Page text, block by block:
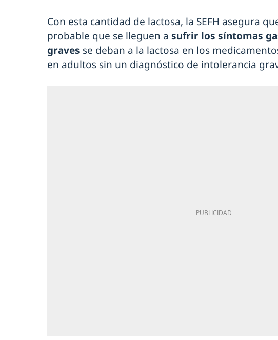
Con esta cantidad de lactosa, la SEFH asegura
probable que se lleguen a sufrir los síntomas
graves se deban a la lactosa en los
en adultos sin un diagnóstico de intolerancia